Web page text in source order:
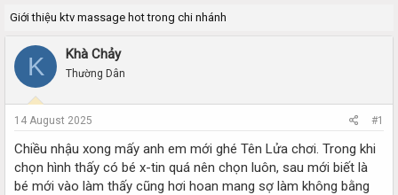
e
d
t
r
e
r
d
t
Giới thiệu ktv massage hot trong chi nhánh
K Khà Chảy
Thường Dân
14 August 2025 #1
Chiều nhậu xong mấy anh em mới ghé Tên Lửa chơi. Trong khi
chọn hình thấy có bé x-tin quá nên chọn luôn, sau mới biết là
bé mới vào làm thấy cũng hơi hoan mang sợ làm không bằng